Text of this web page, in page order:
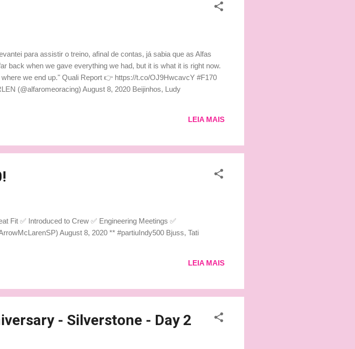
para assistir o treino, afinal de contas, já sabia que as Alfas
back when we gave everything we had, but it is what it is right now.
we end up." Quali Report 👉 https://t.co/OJ9HwcavcY #F170
(@alfaromeoracing) August 8, 2020 Beijinhos, Ludy
LEIA MAIS
Fit ✅ Introduced to Crew ✅ Engineering Meetings ✅
August 8, 2020 ** #partiuIndy500 Bjuss, Tati
LEIA MAIS
- Silverstone - Day 2